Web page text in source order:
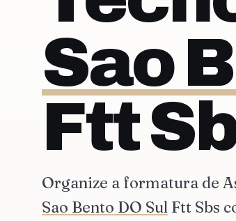
Sao
Ftt
Organize a formatura de
Sao Bento DO Sul Ftt Sbs